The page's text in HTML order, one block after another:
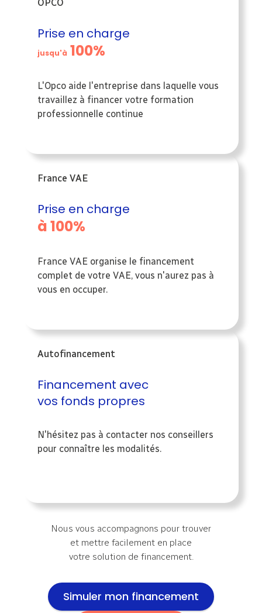
OPCO
Prise en charge
jusqu'à 100%
L'Opco aide l'entreprise dans laquelle vous
travaillez à financer votre formation
professionnelle continue
France VAE
Prise en charge
à 100%
France VAE organise le financement
complet de votre VAE, vous n'aurez pas à
vous en occuper.
Autofinancement
Financement avec
vos fonds propres
N'hésitez pas à contacter nos conseillers
pour connaître les modalités.
Nous vous accompagnons pour trouver
et mettre facilement en place
votre solution de financement.
Simuler mon financement